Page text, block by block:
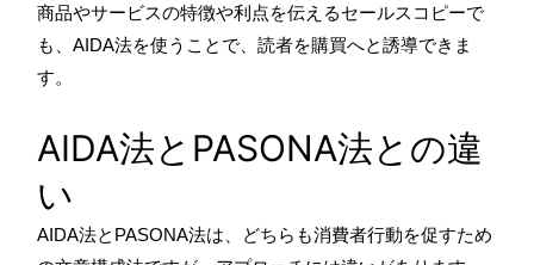
商品やサービスの特徴や利点を伝えるセールスコピーで
も、AIDA法を使うことで、読者を購買へと誘導できま
す。
AIDA法とPASONA法との違
い
AIDA法とPASONA法は、どちらも消費者行動を促すため